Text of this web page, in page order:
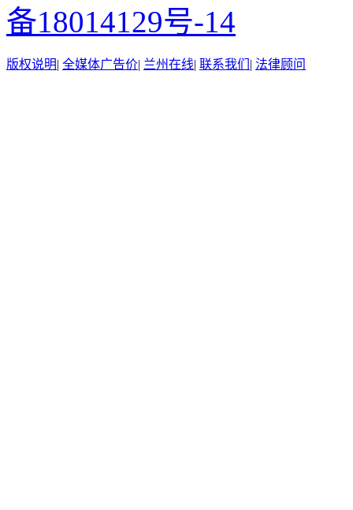
备18014129号-14
版权说明| 全媒体广告价| 兰州在线| 联系我们 | 法律顾问